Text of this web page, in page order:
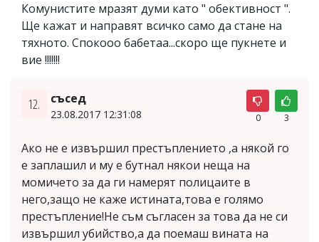
Комунистите мразят думи като " обективност ".
Ще кажат и направят всичко само да стане на
тяхното. Спокооо бабетаа...скоро ще пукнете и
вие !!!!!!!
12. съсед
23.08.2017 12:31:08 0 3
Ако не е извършил престъплението ,а някой го
е заплашил и му е бутнал някои неща на
момичето за да ги намерят полицаите в
него,защо не каже истината,това е голямо
престъпление!Не съм съгласен за това да не си
извършил убийство,а да поемаш вината на